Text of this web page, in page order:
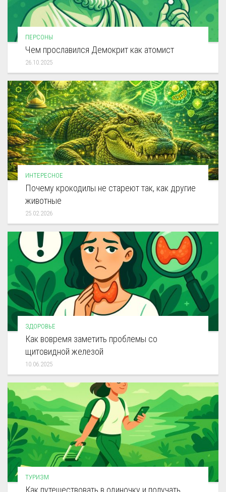
ПЕРСОНЫ
Чем прославился Демокрит как атомист
26.10.2025
ИНТЕРЕСНОЕ
Почему крокодилы не стареют так, как другие
животные
25.02.2026
ЗДОРОВЬЕ
Как вовремя заметить проблемы со
щитовидной железой
10.06.2025
ТУРИЗМ
Как путешествовать в одиночку и получать